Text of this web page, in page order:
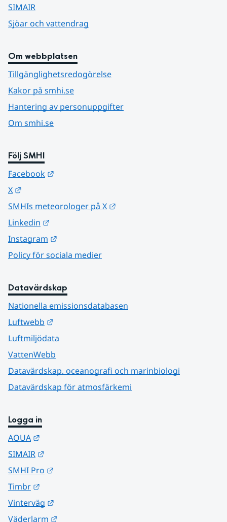
SIMAIR
Sjöar och vattendrag
Om webbplatsen
Tillgänglighetsredogörelse
Kakor på smhi.se
Hantering av personuppgifter
Om smhi.se
Följ SMHI
Facebook
X
SMHIs meteorologer på X
Linkedin
Instagram
Policy för sociala medier
Datavärdskap
Nationella emissionsdatabasen
Luftwebb
Luftmiljödata
VattenWebb
Datavärdskap, oceanografi och marinbiologi
Datavärdskap för atmosfärkemi
Logga in
AQUA
SIMAIR
SMHI Pro
Timbr
Vinterväg
Väderlarm